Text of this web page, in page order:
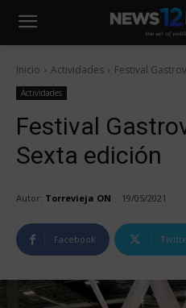
Inicio Actividades Festival
Actividades
Festival
Sexta edición
Autor: Torrevieja ON 19/05/2021
Facebook